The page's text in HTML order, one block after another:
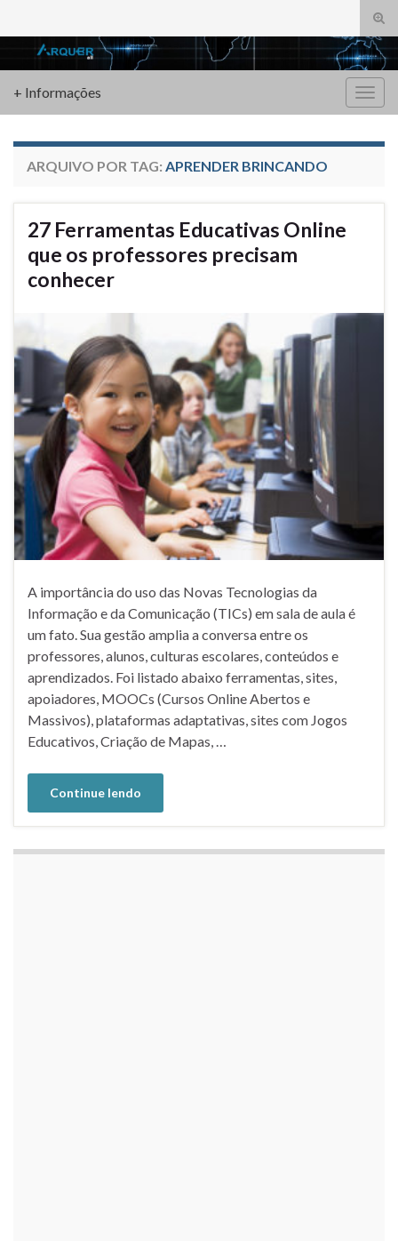
de
Search for:
+ Informações
ARQUIVO POR TAG: APRENDER BRINCANDO
27 Ferramentas Educativas Online
que os professores precisam
conhecer
A importância do uso das Novas Tecnologias da
Informação e da Comunicação (TICs) em sala de aula é
um fato. Sua gestão amplia a conversa entre os
professores, alunos, culturas escolares, conteúdos e
aprendizados. Foi listado abaixo ferramentas, sites,
apoiadores, MOOCs (Cursos Online Abertos e
Massivos), plataformas adaptativas, sites com Jogos
Educativos, Criação de Mapas, …
Continue lendo